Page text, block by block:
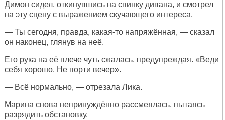
Димон сидел, откинувшись на спинку дивана, и смотрел
на эту сцену с выражением скучающего интереса.
— Ты сегодня, правда, какая-то напряжённая, — сказал
он наконец, глянув на неё.
Его рука на её плече чуть сжалась, предупреждая. «Веди
себя хорошо. Не порти вечер».
— Всё нормально, — отрезала Лика.
Марина снова непринуждённо рассмеялась, пытаясь
разрядить обстановку.